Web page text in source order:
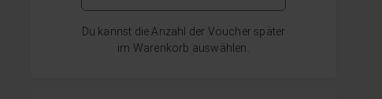
Du kannst die Anzahl der Voucher später
im Warenkorb auswählen.